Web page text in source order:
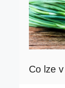
Co lze